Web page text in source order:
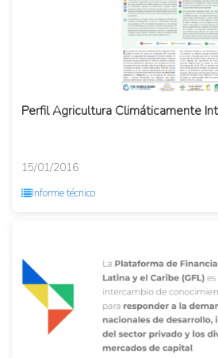
Perfil Agricultura Climáticamente
15/01/2016
Informe técnico